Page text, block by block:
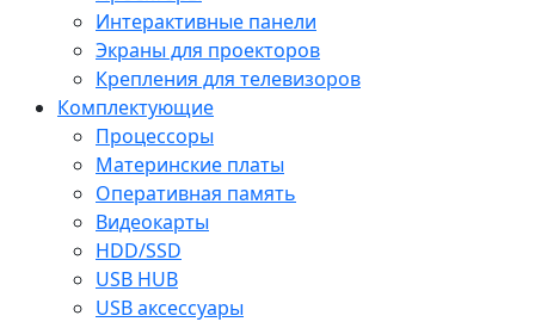
Интерактивные панели
Экраны для проекторов
Крепления для телевизоров
Комплектующие
Процессоры
Материнские платы
Оперативная память
Видеокарты
HDD/SSD
USB HUB
USB аксессуары